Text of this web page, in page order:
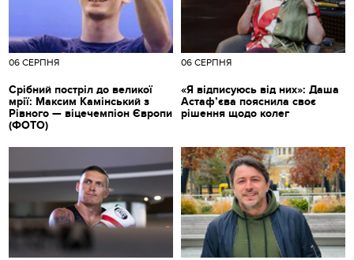
06 СЕРПНЯ
Срібний постріл до великої
мрії: Максим Камінський з
Рівного — віцечемпіон Європи
(ФОТО)
06 СЕРПНЯ
«Я відписуюсь від них»: Даша
Астаф’єва пояснила своє
рішення щодо колег